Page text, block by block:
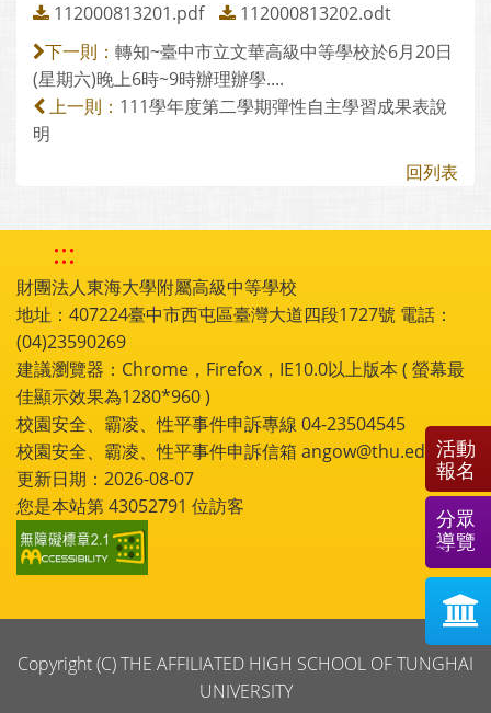
112000813201.pdf
112000813202.odt
下一則： 轉知~臺中市立文華高級中等學校於6月20日
(星期六)晚上6時~9時辦理辦學....
上一則： 111學年度第二學期彈性自主學習成果表說
明
回列表
:::
財團法人東海大學附屬高級中等學校
地址：407224臺中市西屯區臺灣大道四段1727號 電話：
(04)23590269
建議瀏覽器：Chrome，Firefox，IE10.0以上版本 ( 螢幕最
佳顯示效果為1280*960 )
校園安全、霸凌、性平事件申訴專線 04-23504545
校園安全、霸凌、性平事件申訴信箱 angow@thu.edu.tw
更新日期：2026-08-07
您是本站第43052791 位訪客
Copyright (C) THE AFFILIATED HIGH SCHOOL OF TUNGHAI
UNIVERSITY
活動
報名
分眾
導覽